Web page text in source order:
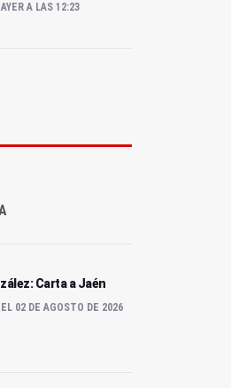
A LAS 12:23
Carta a Jaén
02 DE AGOSTO DE 2026